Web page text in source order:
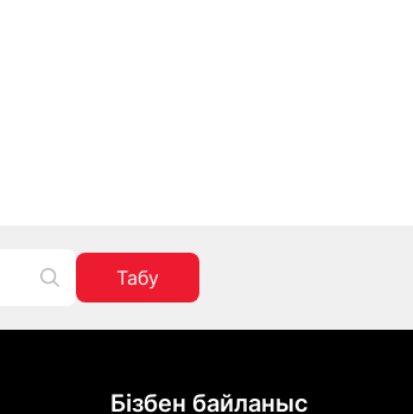
Табу
Бізбен байланыс